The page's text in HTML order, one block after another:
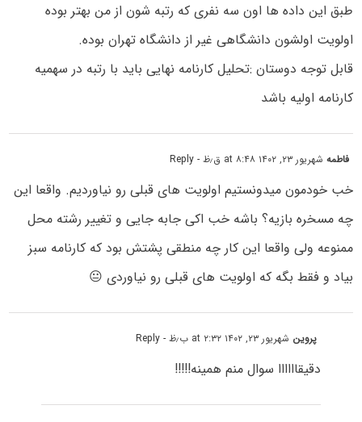
طبق این داده ها اون سه نفری که رتبه شون از من بهتر بوده
اولویت اولشون دانشگاهی غیر از دانشگاه تهران بوده.
قابل توجه دوستان :تحلیل کارنامه نهایی باید با رتبه در سهمیه
کارنامه اولیه باشد
فاطمهشهریور ۲۳, ۱۴۰۲ at ۸:۴۸ ق٫ظ - Reply
خب خودمون میدونستیم اولویت های قبلی رو نیاوردیم. واقعا این
چه مسخره بازیه؟ باشه خب اکی جابه جایی و تغییر رشته محل
ممنوعه ولی واقعا این کار چه منطقی پشتش بود که کارنامه سبز
بیاد و فقط بگه که اولویت های قبلی رو نیاوردی 😐
پروین شهریور ۲۳, ۱۴۰۲ at ۲:۳۲ ب٫ظ - Reply
دقیقاااااا سوال منم همینه!!!!!